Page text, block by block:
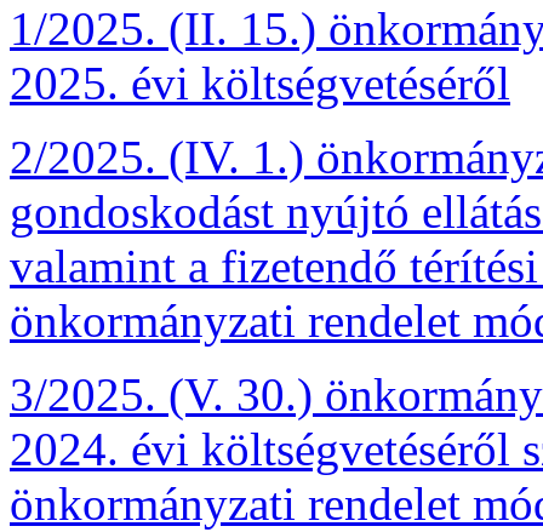
1/2025. (II. 15.)
2025. évi költségvetéséről
2/2025. (IV. 1.)
gondoskodást nyújtó
valamint a fizetendő
önkormányzati rendelet
3/2025. (V. 30.)
2024. évi költségvetéséről
önkormányzati rendelet